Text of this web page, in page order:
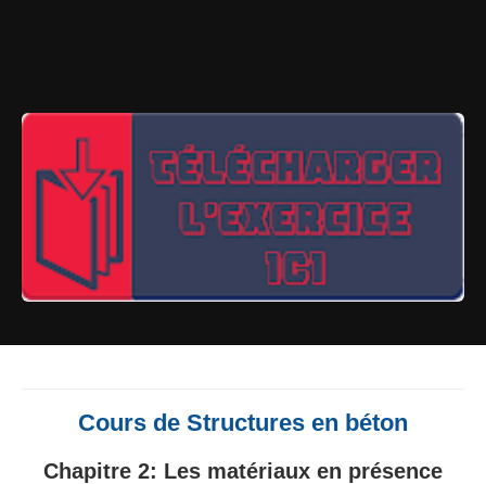
Cours de Structures en béton
Chapitre 2: Les matériaux en présence